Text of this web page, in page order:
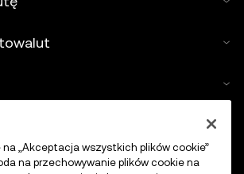
na „Akceptacja wszystkich plików cookie”
na przechowywanie plików cookie na